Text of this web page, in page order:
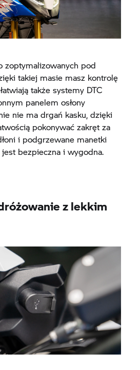
zoptymalizowanych pod
takiej masie masz kontrolę
także systemy DTC
panelem osłony
nie ma drgań kasku, dzięki
pokonywać zakręt za
i podgrzewane manetki
bezpieczna i wygodna.
z lekkim